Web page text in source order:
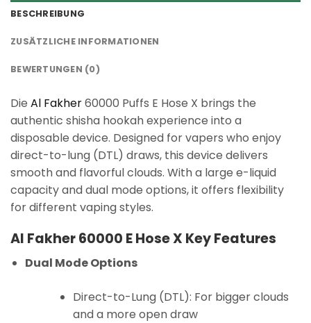
BESCHREIBUNG
ZUSÄTZLICHE INFORMATIONEN
BEWERTUNGEN (0)
Die Al Fakher60000 Puffs E Hose X brings the
authentic shisha hookah experience into a
disposable device. Designed for vapers who enjoy
direct-to-lung (DTL) draws, this device delivers
smooth and flavorful clouds. With a large e-liquid
capacity and dual mode options, it offers flexibility
for different vaping styles.
Al Fakher 60000 E Hose X Key Features
Dual Mode Options
Direct-to-Lung (DTL): For bigger clouds
and a more open draw